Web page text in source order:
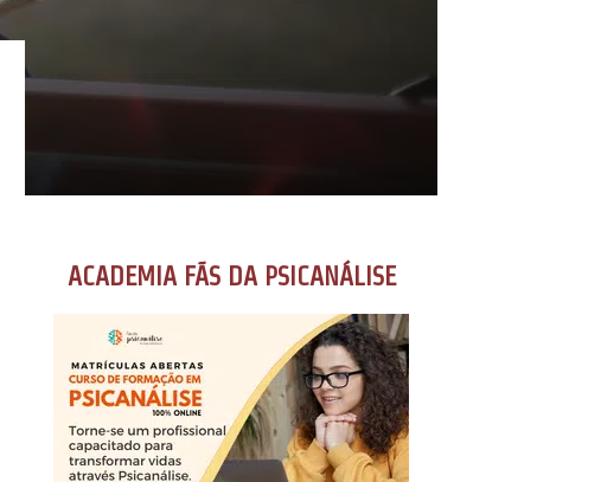
ACADEMIA FÃS DA PSICANÁLISE